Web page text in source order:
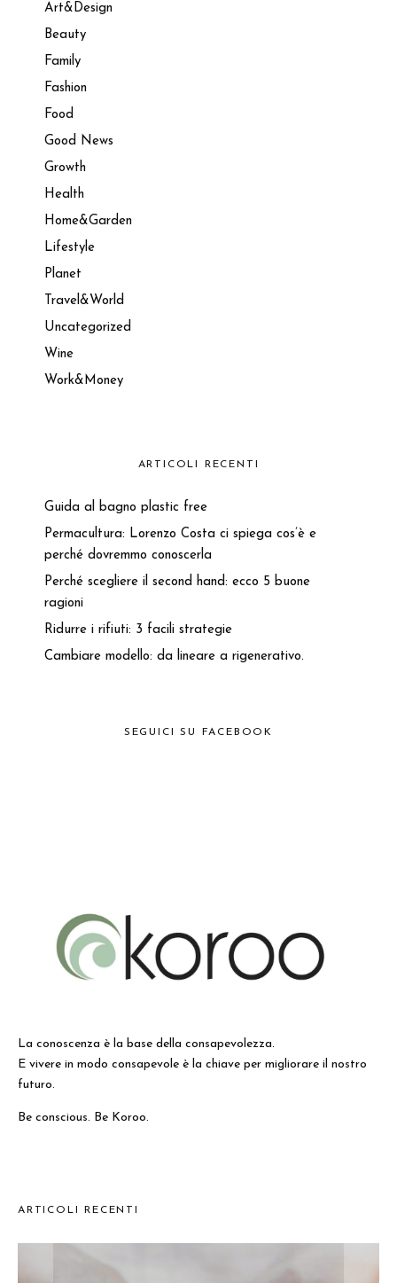
Art&Design
Beauty
Family
Fashion
Food
Good News
Growth
Health
Home&Garden
Lifestyle
Planet
Travel&World
Uncategorized
Wine
Work&Money
ARTICOLI RECENTI
Guida al bagno plastic free
Permacultura: Lorenzo Costa ci spiega cos’è e
perché dovremmo conoscerla
Perché scegliere il second hand: ecco 5 buone
ragioni
Ridurre i rifiuti: 3 facili strategie
Cambiare modello: da lineare a rigenerativo.
SEGUICI SU FACEBOOK
La conoscenza è la base della consapevolezza.
E vivere in modo consapevole è la chiave per migliorare il nostro
futuro.
Be conscious. Be Koroo.
ARTICOLI RECENTI